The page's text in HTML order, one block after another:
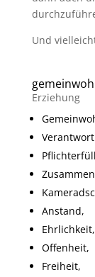
Und
Erziehung
Anstand,
Ehrlichkeit,
Offenheit,
Freiheit,